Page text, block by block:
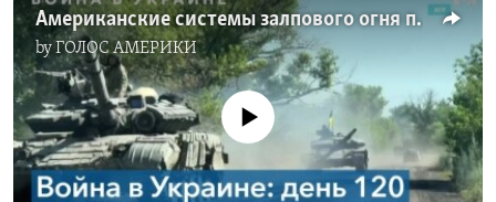
Американские системы залпового огня прибыли в Украину
byГОЛОС АМЕРИКИ
No media source currently available